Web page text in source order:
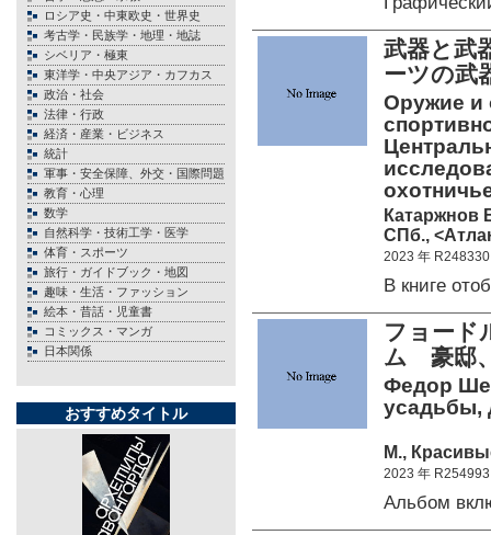
ロシア史・中東欧史・世界史
考古学・民族学・地理・地誌
シベリア・極東
東洋学・中央アジア・カフカス
政治・社会
法律・行政
経済・産業・ビジネス
統計
軍事・安全保障、外交・国際問題
教育・心理
数学
自然科学・技術工学・医学
体育・スポーツ
旅行・ガイドブック・地図
趣味・生活・ファッション
絵本・昔話・児童書
コミックス・マンガ
日本関係
おすすめタイトル
武器と
ーツの武
Оружие и
Катаржнов
СПб.,
2023 年 R248330
В книге
フョード
ム 豪邸
Федор
усадьбы,
М.,
2023 年 R254993
Альбом